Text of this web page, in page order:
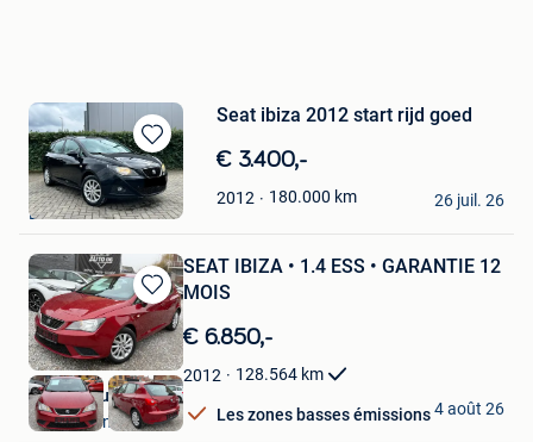
Sauvegarder
dans
Mes
Favoris
Seat ibiza 2012 start rijd goed
€ 3.400,-
2012 180.000 km
EA
Lommel
26 juil. 26
Sauvegarder
dans
Mes
Favoris
SEAT IBIZA • 1.4 ESS • GARANTIE 12
MOIS
€ 6.850,-
2012 128.564 km
Les zones basses émissions
Auto 06 quaregnon
Quaregnon
4 août 26